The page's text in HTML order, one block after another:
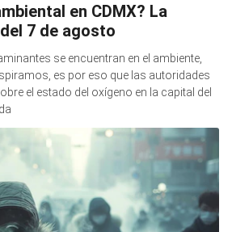
en CDMX? La
7 de agosto
se encuentran en el ambiente,
es por eso que las autoridades
el estado del oxígeno en la capital del